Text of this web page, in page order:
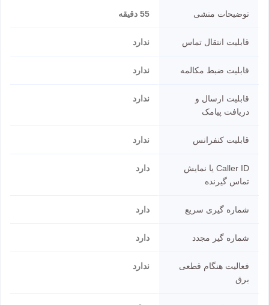
توضیحات منشی 55 دقیقه
قابلیت انتقال تماس ندارد
قابلیت ضبط مکالمه ندارد
قابلیت ارسال و
دریافت پیامک
ندارد
قابلیت کنفرانس ندارد
Caller ID یا نمایش
تماس گیرنده
دارد
شماره گیری سریع دارد
شماره گیر مجدد دارد
فعالیت هنگام قطعی
برق
ندارد